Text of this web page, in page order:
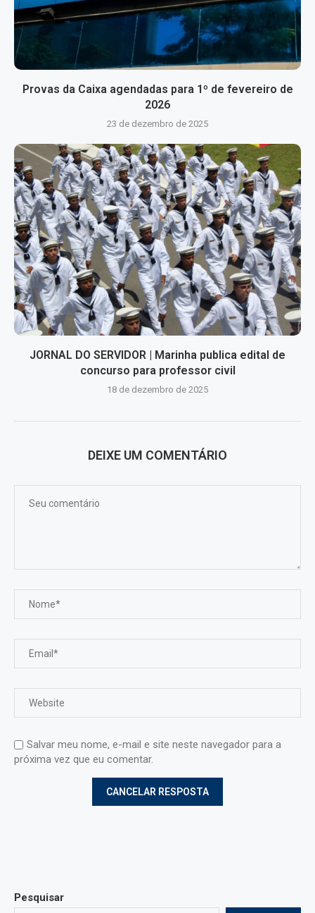
Provas da Caixa agendadas para 1º de fevereiro de
2026
23 de dezembro de 2025
JORNAL DO SERVIDOR | Marinha publica edital de
concurso para professor civil
18 de dezembro de 2025
DEIXE UM COMENTÁRIO
Salvar meu nome, e-mail e site neste navegador para a
próxima vez que eu comentar.
Pesquisar